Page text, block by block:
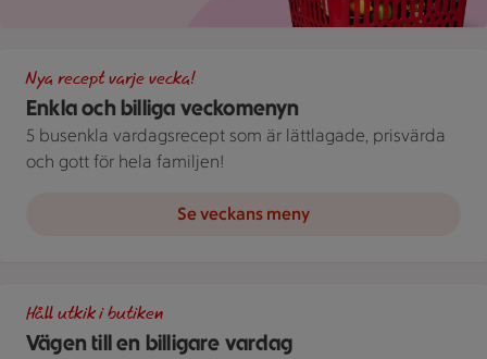
Enkla och billiga veckomenyn
Nya recept varje vecka!
5 busenkla vardagsrecept som är lättlagade, prisvärda
och gott för hela familjen!
Se veckans meny
Vägen till en billigare vardag
Håll utkik i butiken